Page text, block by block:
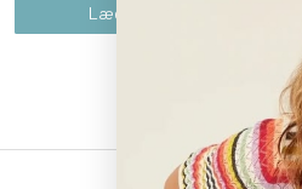
Læg i kurv